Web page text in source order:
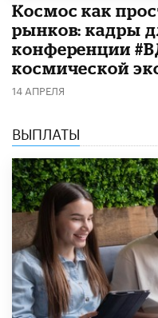
Космос как
рынков: кадры
конференции
космической
14 АПРЕЛЯ
ВЫПЛАТЫ